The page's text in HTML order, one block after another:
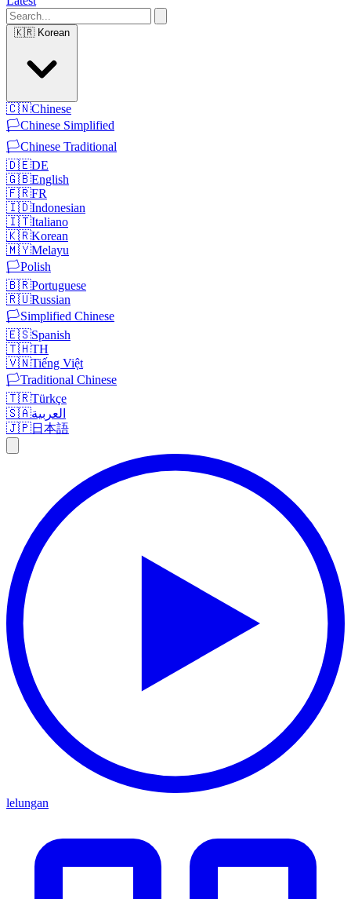
🇰🇷 Korean
🇨🇳Chinese
🏳️Chinese Simplified
🏳️Chinese Traditional
🇩🇪DE
🇬🇧English
🇫🇷FR
🇮🇩Indonesian
🇮🇹Italiano
🇰🇷Korean
🇲🇾Melayu
🏳️Polish
🇧🇷Portuguese
🇷🇺Russian
🏳️Simplified Chinese
🇪🇸Spanish
🇹🇭TH
🇻🇳Tiếng Việt
🏳️Traditional Chinese
🇹🇷Türkçe
🇸🇦العربية
🇯🇵日本語
lelungan